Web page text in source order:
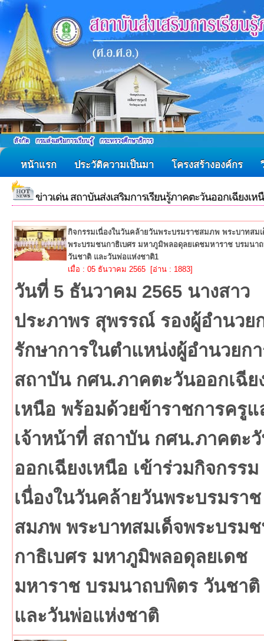
หน้าแรก ประวัติความเป็นมา โครงสร้างองค์กร
ข่าวเด่น สถาบันส่งเสริมการเรียนรู้ภาคตะวันออกเฉียงเห
กิจกรรมเนื่องในวันคล้ายวันพระบรมราชสมภพ พระบาทสมเ
พระบรมชนกาธิเบศร มหาภูมิพลอดุลยเดชมหาราช บรมนา
วันชาติ และวันพ่อแห่งชาติ1
เมื่อ : 05 ธันวาคม 2565 [อ่าน : 1883]
วันที่ 5 ธันวาคม 2565 นางสาว
ประภาพร สุพรรณ์ รองผู้อำนวย
รักษาการในตำแหน่งผู้อำนวยก
สถาบัน กศน.ภาคตะวันออกเฉีย
เหนือ พร้อมด้วยข้าราชการครูแ
เจ้าหน้าที่ สถาบัน กศน.ภาคตะ
ออกเฉียงเหนือ เข้าร่วมกิจกรรม
เนื่องในวันคล้ายวันพระบรมราช
สมภพ พระบาทสมเด็จพระบรม
กาธิเบศร มหาภูมิพลอดุลยเดช
มหาราช บรมนาถบพิตร วันชาติ
และวันพ่อแห่งชาติ